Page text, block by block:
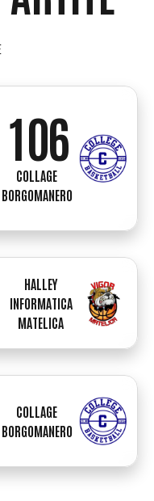
0
1
2
3
4
5
6
7
8
9
0
4
5
6
7
8
9
0
COLLAGE
BORGOMANERO
HALLEY
INFORMATICA
MATELICA
COLLAGE
BORGOMANERO